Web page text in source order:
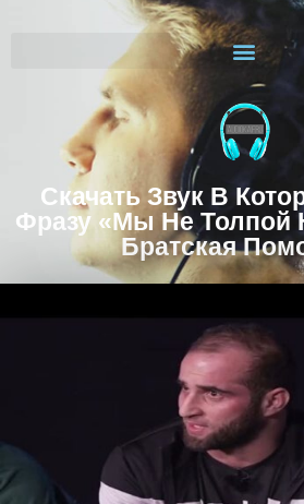
Скачать Звук В
Фразу «Мы Не Толпой
Братская